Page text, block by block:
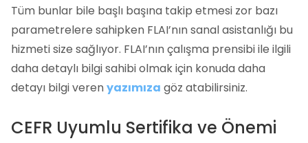
Tüm bunlar bile başlı başına takip etmesi zor bazı
parametrelere sahipken FLAI’nın sanal asistanlığı bu
hizmeti size sağlıyor. FLAI’nın çalışma prensibi ile ilgili
daha detaylı bilgi sahibi olmak için konuda daha
detayı bilgi verenyazımıza göz atabilirsiniz.
CEFR Uyumlu Sertifika ve Önemi